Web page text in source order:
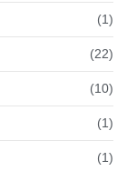
(1)
(22)
(10)
(1)
(1)